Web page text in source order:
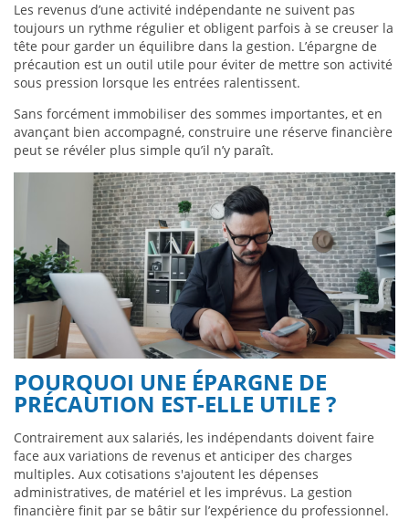
Les revenus d’une activité indépendante ne suivent pas
toujours un rythme régulier et obligent parfois à se creuser la
tête pour garder un équilibre dans la gestion. L’épargne de
précaution est un outil utile pour éviter de mettre son activité
sous pression lorsque les entrées ralentissent.
Sans forcément immobiliser des sommes importantes, et en
avançant bien accompagné, construire une réserve financière
peut se révéler plus simple qu’il n’y paraît.
POURQUOI UNE ÉPARGNE DE
PRÉCAUTION EST-ELLE UTILE ?
Contrairement aux salariés, les indépendants doivent faire
face aux variations de revenus et anticiper des charges
multiples. Aux cotisations s'ajoutent les dépenses
administratives, de matériel et les imprévus. La gestion
financière finit par se bâtir sur l’expérience du professionnel.